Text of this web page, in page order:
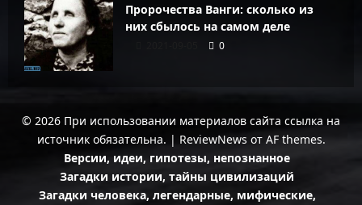
Пророчества Ванги: сколько из
них сбылось на самом деле
0
© 2026 При использовании материалов сайта ссылка на
источник обязательна. | ReviewNews от AF themes.
Версии, идеи, гипотезы, непознанное
Загадки истории, тайны цивилизаций
Загадки человека, легендарные, мифические,